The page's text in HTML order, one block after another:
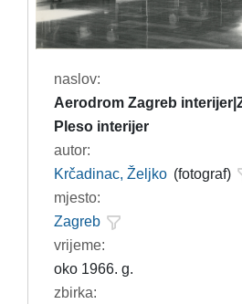
naslov:
Aerodrom Zagreb
Pleso interijer
autor:
Krčadinac, Željko (fotograf)
mjesto:
Zagreb
vrijeme:
oko 1966. g.
zbirka: